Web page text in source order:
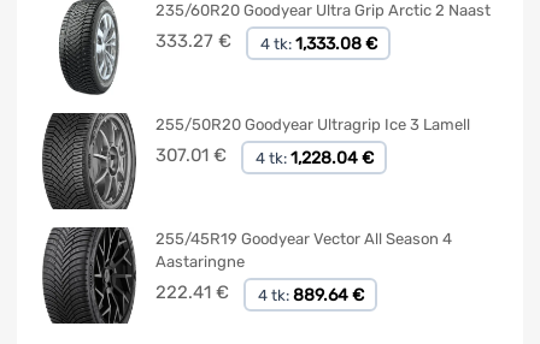
235/60R20 Goodyear Ultra Grip Arctic 2 Naast
333.27 € 4 tk: 1,333.08 €
255/50R20 Goodyear Ultragrip Ice 3 Lamell
307.01 € 4 tk: 1,228.04 €
255/45R19 Goodyear Vector All Season 4
Aastaringne
222.41 € 4 tk: 889.64 €